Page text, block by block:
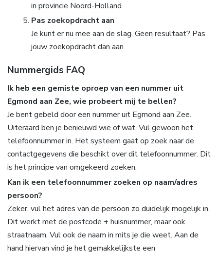
in provincie Noord-Holland
Pas zoekopdracht aan
Je kunt er nu mee aan de slag. Geen resultaat? Pas
jouw zoekopdracht dan aan.
Nummergids FAQ
Ik heb een gemiste oproep van een nummer uit
Egmond aan Zee, wie probeert mij te bellen?
Je bent gebeld door een nummer uit Egmond aan Zee.
Uiteraard ben je benieuwd wie of wat. Vul gewoon het
telefoonnummer in. Het systeem gaat op zoek naar de
contactgegevens die beschikt over dit telefoonnummer. Dit
is het principe van omgekeerd zoeken.
Kan ik een telefoonnummer zoeken op naam/adres
persoon?
Zeker, vul het adres van de persoon zo duidelijk mogelijk in.
Dit werkt met de postcode + huisnummer, maar ook
straatnaam. Vul ook de naam in mits je die weet. Aan de
hand hiervan vind je het gemakkelijkste een